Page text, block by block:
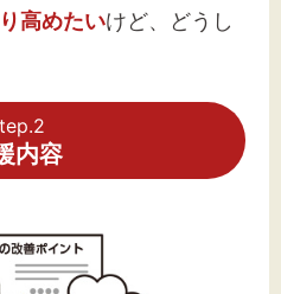
高めたいけど、どうし
内容